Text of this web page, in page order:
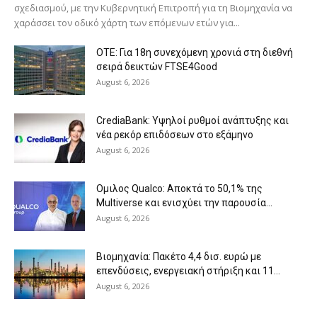
σχεδιασμού, με την Κυβερνητική Επιτροπή για τη Βιομηχανία να
χαράσσει τον οδικό χάρτη των επόμενων ετών για...
ΟΤΕ: Για 18η συνεχόμενη χρονιά στη διεθνή
σειρά δεικτών FTSE4Good
August 6, 2026
CrediaBank: Υψηλοί ρυθμοί ανάπτυξης και
νέα ρεκόρ επιδόσεων στο εξάμηνο
August 6, 2026
Ομιλος Qualco: Αποκτά το 50,1% της
Multiverse και ενισχύει την παρουσία...
August 6, 2026
Βιομηχανία: Πακέτο 4,4 δισ. ευρώ με
επενδύσεις, ενεργειακή στήριξη και 11...
August 6, 2026